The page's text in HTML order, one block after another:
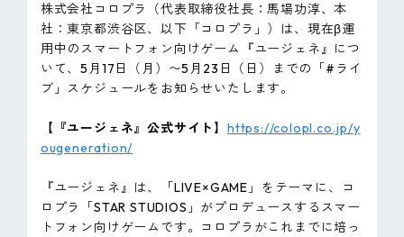
株式会社コロプラ（代表取締役社長：馬場功淳、本
社：東京都渋谷区、以下「コロプラ」）は、現在β運
用中のスマートフォン向けゲーム『ユージェネ』につ
いて、5月17日（月）〜5月23日（日）までの「#ライ
ブ」スケジュールをお知らせいたします。
【『ユージェネ』公式サイト】https://colopl.co.jp/y
ougeneration/
『ユージェネ』は、「LIVE×GAME」をテーマに、コ
ロプラ「STAR STUDIOS」がプロデュースするスマー
トフォン向けゲームです。コロプラがこれまでに培っ